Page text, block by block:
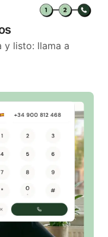
y listo: llama a